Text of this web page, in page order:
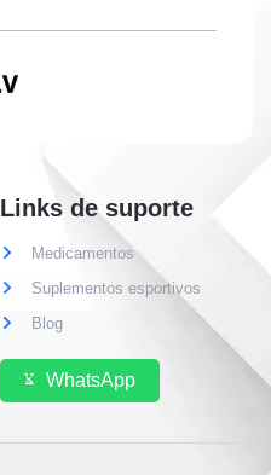
Links de suporte
Medicamentos
Suplementos esportivos
Blog
WhatsApp